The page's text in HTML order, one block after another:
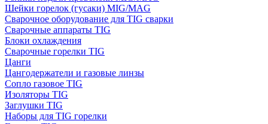
Шейки горелок (гусаки) MIG/MAG
Сварочное оборудование для TIG сварки
Сварочные аппараты TIG
Блоки охлаждения
Сварочные горелки TIG
Цанги
Цангодержатели и газовые линзы
Сопло газовое TIG
Изоляторы TIG
Заглушки TIG
Наборы для TIG горелки